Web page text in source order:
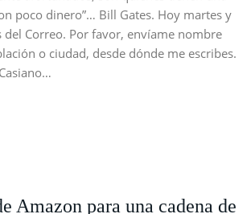
poco dinero”… Bill Gates. Hoy martes y
del Correo. Por favor, envíame nombre
o ciudad, desde dónde me escribes.
Amazon para una cadena de